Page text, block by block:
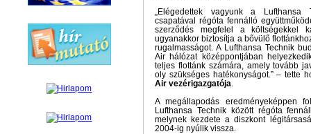
„Elégedettek vagyunk a Lufthansa
csapatával régóta fennálló
szerződés megfelel a költségekkel
ugyanakkor biztosítja a bővülő
rugalmasságot. A Lufthansa Technik
Air hálózat középpontjában
teljes flottánk számára, amely tovább
oly szükséges hatékonyságot.” – tette
Air vezérigazgatója.
A megállapodás eredményeképpen
Lufthansa Technik között régóta
melynek kezdete a diszkont
2004-ig nyúlik vissza.